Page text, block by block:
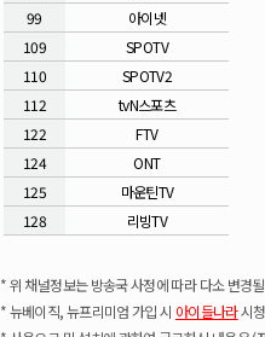
99
아이넷
109
SPOTV
110
SPOTV2
112
tvN스포츠
122
FTV
124
ONT
125
마운틴TV
128
리빙TV
* 위 채널정보는 방송국 사정에 따라 다소 변경
* 뉴베이직, 뉴프리미엄 가입 시 아이들나라시